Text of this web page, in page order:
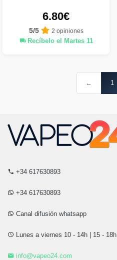
6.80€
5/5 2 opiniones
Recíbelo el Martes 11
← 1
+34 617630893
+34 617630893
Canal difusión whatsapp
Lunes a viernes 10 - 14h | 15 - 18h
info@vapeo24.com